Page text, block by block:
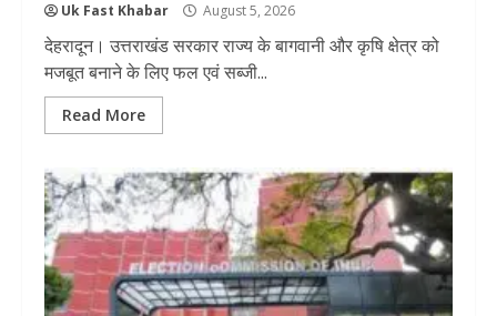
Uk Fast Khabar August 5, 2026
देहरादून। उत्तराखंड सरकार राज्य के बागवानी और कृषि क्षेत्र को
मजबूत बनाने के लिए फल एवं सब्जी...
Read More